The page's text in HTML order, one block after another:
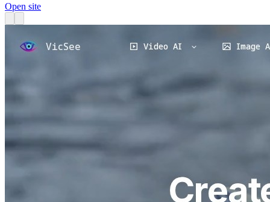
Open site